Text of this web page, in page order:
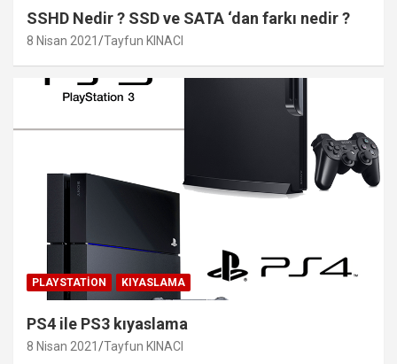
SSHD Nedir ? SSD ve SATA ‘dan farkı nedir ?
8 Nisan 2021 Tayfun KINACI
PLAYSTATION KIYASLAMA
PS4 ile PS3 kıyaslama
8 Nisan 2021 Tayfun KINACI